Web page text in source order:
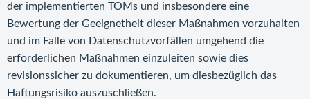
der implementierten TOMs und insbesondere eine
Bewertung der Geeignetheit dieser Maßnahmen vorzuhalten
und im Falle von Datenschutzvorfällen umgehend die
erforderlichen Maßnahmen einzuleiten sowie dies
revisionssicher zu dokumentieren, um diesbezüglich das
Haftungsrisiko auszuschließen.